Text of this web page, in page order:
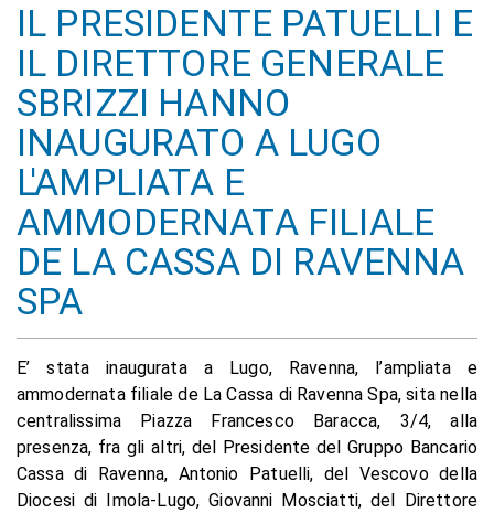
IL PRESIDENTE PATUELLI E
IL DIRETTORE GENERALE
SBRIZZI HANNO
INAUGURATO A LUGO
L'AMPLIATA E
AMMODERNATA FILIALE
DE LA CASSA DI RAVENNA
SPA
E’ stata inaugurata a Lugo, Ravenna, l’ampliata e
ammodernata filiale de La Cassa di Ravenna Spa, sita nella
centralissima Piazza Francesco Baracca, 3/4, alla
presenza, fra gli altri, del Presidente del Gruppo Bancario
Cassa di Ravenna, Antonio Patuelli, del Vescovo della
Diocesi di Imola-Lugo, Giovanni Mosciatti, del Direttore